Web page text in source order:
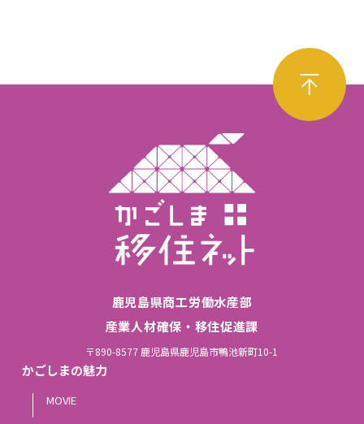
鹿児島県商工労働水産部
産業人材確保・移住促進課
〒890-8577 鹿児島県鹿児島市鴨池新町10-1
かごしまの魅力
MOVIE